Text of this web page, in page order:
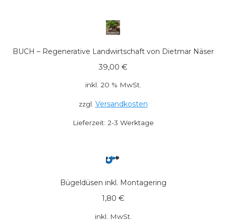
BUCH – Regenerative Landwirtschaft von Dietmar Näser
39,00 €
inkl. 20 % MwSt.
zzgl. Versandkosten
Lieferzeit: 2-3 Werktage
Bügeldüsen inkl. Montagering
1,80 €
inkl. MwSt.